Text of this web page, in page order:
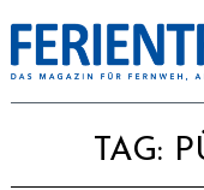
TAG: